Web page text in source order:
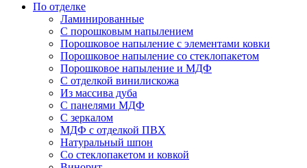
По отделке
Ламинированные
С порошковым напылением
Порошковое напыление с элементами ковки
Порошковое напыление со стеклопакетом
Порошковое напыление и МДФ
С отделкой винилискожа
Из массива дуба
С панелями МДФ
С зеркалом
МДФ с отделкой ПВХ
Натуральный шпон
Со стеклопакетом и ковкой